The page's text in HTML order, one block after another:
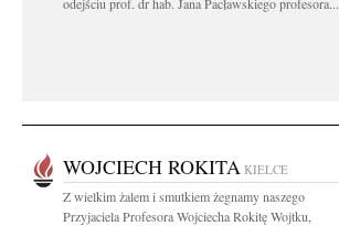
WOJCIECH ROKITA KIELCE
Z wielkim żalem i smutkiem żegnamy naszego
Przyjaciela Profesora Wojciecha Rokitę Wojtku,